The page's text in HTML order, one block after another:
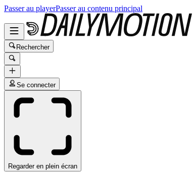
Passer au playerPasser au contenu principal
Rechercher
Se connecter
Regarder en plein écran